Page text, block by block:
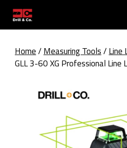
content
Home/Measuring Tools/Line
GLL 3-60 XG Professional Line